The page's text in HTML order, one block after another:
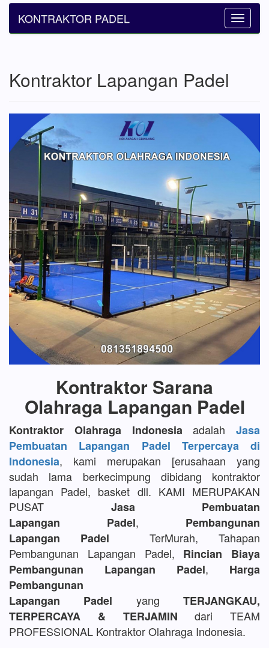
Toggle
KONTRAKTOR PADEL
Kontraktor Lapangan Padel
Kontraktor Sarana
Olahraga Lapangan Padel
Kontraktor Olahraga Indonesia adalah Jasa
Pembuatan Lapangan Padel Terpercaya di
Indonesia, kami merupakan [erusahaan yang
sudah lama berkecimpung dibidang kontraktor
lapangan Padel, basket dll. KAMI MERUPAKAN
PUSAT Jasa Pembuatan
Lapangan Padel, Pembangunan
Lapangan Padel TerMurah, Tahapan
Pembangunan Lapangan Padel, Rincian Biaya
Pembangunan Lapangan Padel, Harga
Pembangunan
Lapangan Padel yangTERJANGKAU,
TERPERCAYA & TERJAMIN dari TEAM
PROFESSIONAL Kontraktor Olahraga Indonesia.